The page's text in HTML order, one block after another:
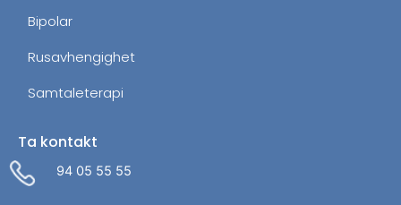
Bipolar
Rusavhengighet
Samtaleterapi
Ta kontakt
94 05 55 55
Administrer dit samtykke